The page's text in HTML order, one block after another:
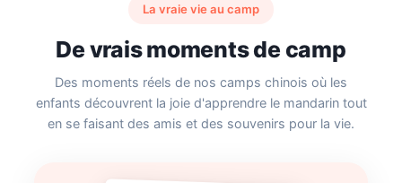
La vraie vie au camp
De vrais moments de camp
Des moments réels de nos camps chinois où les
enfants découvrent la joie d'apprendre le mandarin tout
en se faisant des amis et des souvenirs pour la vie.